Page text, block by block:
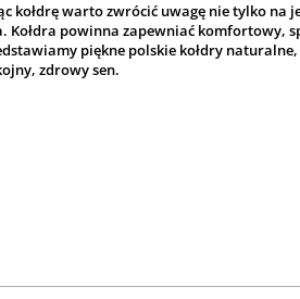
warto zwrócić uwagę nie tylko na
powinna zapewniać komfortowy,
piękne polskie kołdry
zdrowy sen.